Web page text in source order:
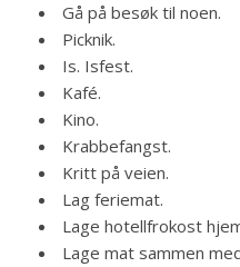
Gå på besøk til noen.
Picknik.
Is. Isfest.
Kafé.
Kino.
Krabbefangst.
Kritt på veien.
Lag feriemat.
Lage hotellfrokost
Lage mat sammen